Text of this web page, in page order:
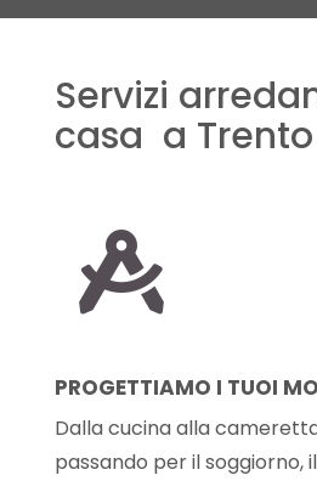
Servizi
casa a Trento

PROGETTIAMO I TUOI
Dalla cucina alla
passando per il soggiorno,